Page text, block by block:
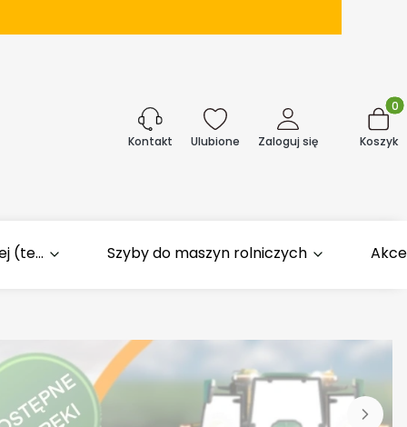
Kontakt Ulubione Zaloguj się Koszyk
(te... Szyby do maszyn rolniczych